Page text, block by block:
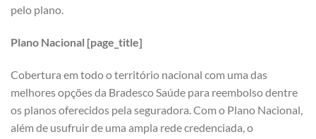
pelo plano.
Plano Nacional [page_title]
Cobertura em todo o território nacional com uma das
melhores opções da Bradesco Saúde para reembolso dentre
os planos oferecidos pela seguradora. Com o Plano Nacional,
além de usufruir de uma ampla rede credenciada, o